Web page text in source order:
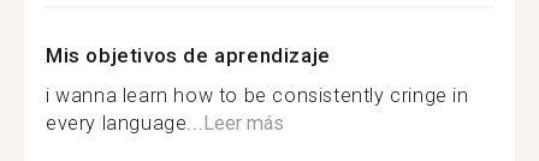
Mis objetivos de aprendizaje
i wanna learn how to be consistently cringe in
every language...Leer más